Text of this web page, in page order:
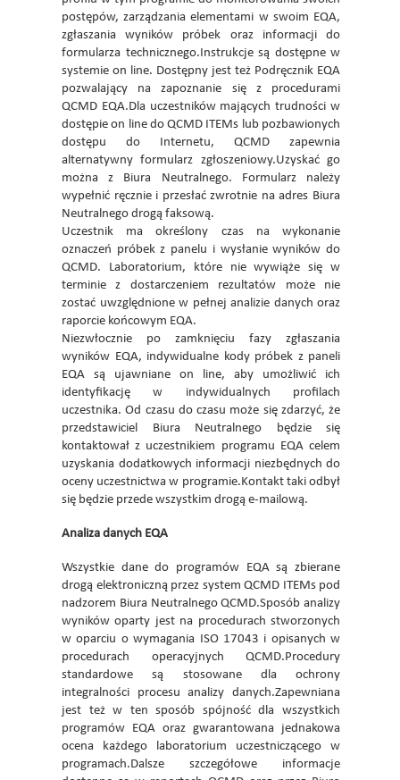
postępów, zarządzania elementami w swoim EQA,
zgłaszania wyników próbek oraz informacji do
formularza technicznego.Instrukcje są dostępne w
systemie on line. Dostępny jest też Podręcznik EQA
pozwalający na zapoznanie się z procedurami
QCMD EQA.Dla uczestników mających trudności w
dostępie on line do QCMD ITEMs lub pozbawionych
dostępu do Internetu, QCMD zapewnia
alternatywny formularz zgłoszeniowy.Uzyskać go
można z Biura Neutralnego. Formularz należy
wypełnić ręcznie i przesłać zwrotnie na adres Biura
Neutralnego drogą faksową.
Uczestnik ma określony czas na wykonanie
oznaczeń próbek z panelu i wysłanie wyników do
QCMD. Laboratorium, które nie wywiąże się w
terminie z dostarczeniem rezultatów może nie
zostać uwzględnione w pełnej analizie danych oraz
raporcie końcowym EQA.
Niezwłocznie po zamknięciu fazy zgłaszania
wyników EQA, indywidualne kody próbek z paneli
EQA są ujawniane on line, aby umożliwić ich
identyfikację w indywidualnych profilach
uczestnika. Od czasu do czasu może się zdarzyć, że
przedstawiciel Biura Neutralnego będzie się
kontaktował z uczestnikiem programu EQA celem
uzyskania dodatkowych informacji niezbędnych do
oceny uczestnictwa w programie.Kontakt taki odbył
się będzie przede wszystkim drogą e-mailową.
Analiza danych EQA
Wszystkie dane do programów EQA są zbierane
drogą elektroniczną przez system QCMD ITEMs pod
nadzorem Biura Neutralnego QCMD.Sposób analizy
wyników oparty jest na procedurach stworzonych
w oparciu o wymagania ISO 17043 i opisanych w
procedurach operacyjnych QCMD.Procedury
standardowe są stosowane dla ochrony
integralności procesu analizy danych.Zapewniana
jest też w ten sposób spójność dla wszystkich
programów EQA oraz gwarantowana jednakowa
ocena każdego laboratorium uczestniczącego w
programach.Dalsze szczegółowe informacje